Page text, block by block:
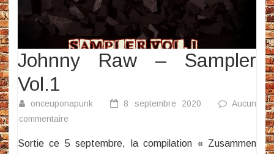
Johnny Raw – Sampler
Vol.1
onceuponapunk 8 septembre 2020
Aucun
commentaire
Raw
Sortie ce 5 septembre, la compilation « Zusammen